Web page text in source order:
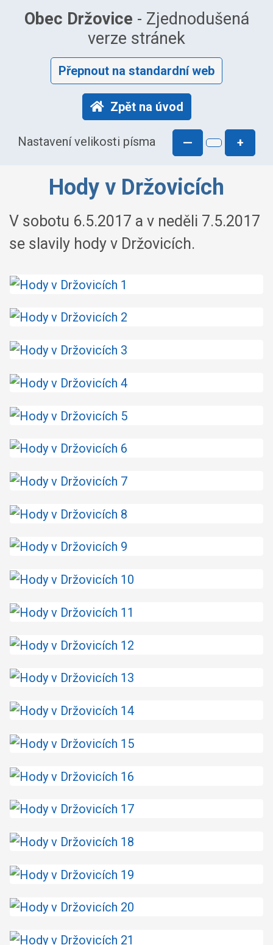
Obec Držovice - Zjednodušená
verze stránek
Přepnout na standardní web
Zpět na úvod
Nastavení velikosti písma — +
Hody v Držovicích
V sobotu 6.5.2017 a v neděli 7.5.2017
se slavily hody v Držovicích.